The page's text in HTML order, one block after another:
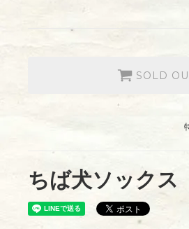
SOLD
ちば犬ソックス